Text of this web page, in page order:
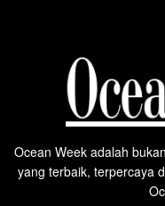
Ocean Week adalah
yang terbaik, terpercaya